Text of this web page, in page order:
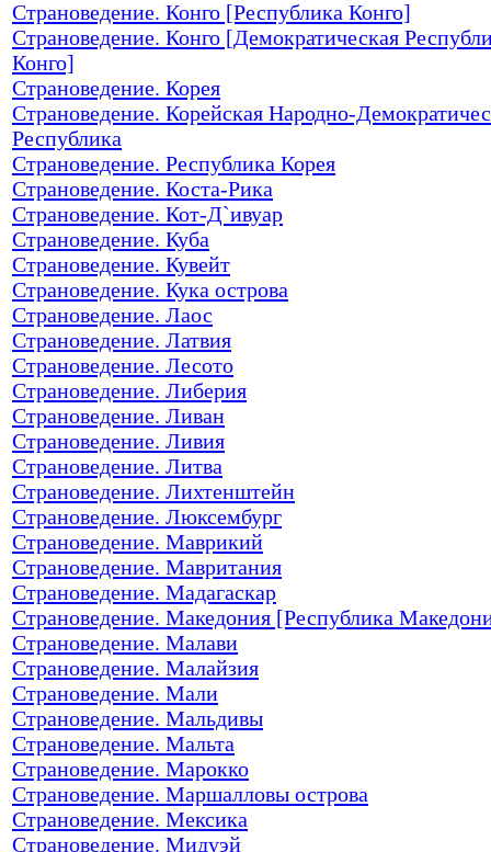
Страноведение. Конго [Республика Конго]
Страноведение. Конго [Демократическая
Конго]
Страноведение. Корея
Страноведение. Корейская Народно-
Республика
Страноведение. Республика Корея
Страноведение. Коста-Рика
Страноведение. Кот-Д`ивуар
Страноведение. Куба
Страноведение. Кувейт
Страноведение. Кука острова
Страноведение. Лаос
Страноведение. Латвия
Страноведение. Лесото
Страноведение. Либерия
Страноведение. Ливан
Страноведение. Ливия
Страноведение. Литва
Страноведение. Лихтенштейн
Страноведение. Люксембург
Страноведение. Маврикий
Страноведение. Мавритания
Страноведение. Мадагаскар
Страноведение. Македония [Республика
Страноведение. Малави
Страноведение. Малайзия
Страноведение. Мали
Страноведение. Мальдивы
Страноведение. Мальта
Страноведение. Марокко
Страноведение. Маршалловы острова
Страноведение. Мексика
Страноведение. Мидуэй